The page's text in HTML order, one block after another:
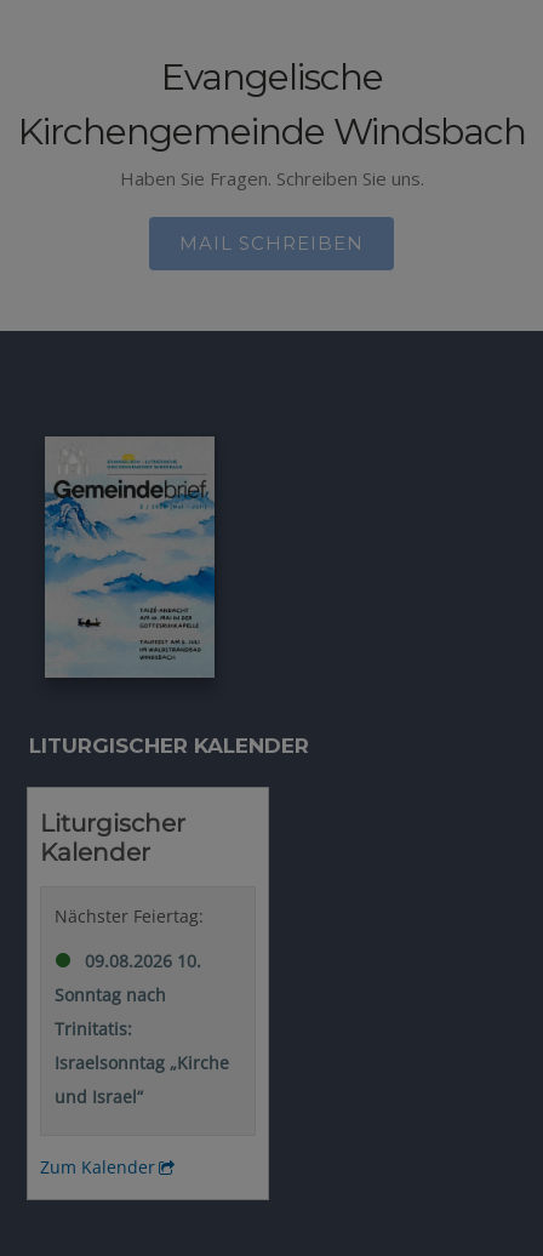
Evangelische
Kirchengemeinde Windsbach
Haben Sie Fragen. Schreiben Sie uns.
MAIL SCHREIBEN
LITURGISCHER KALENDER